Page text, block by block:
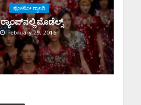
ಫೋಟೋ ಗ್ಯಾಲರಿ
ರ‍್ಯಾಂಪ್‌ನಲ್ಲಿ ಮೊಡೆಲ್ಸ್
February 29, 2016